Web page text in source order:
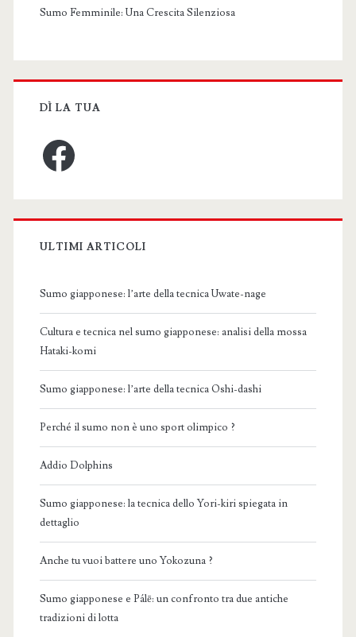
Sumo Femminile: Una Crescita Silenziosa
DÌ LA TUA
Facebook
ULTIMI ARTICOLI
Sumo giapponese: l’arte della tecnica Uwate-nage
Cultura e tecnica nel sumo giapponese: analisi della mossa
Hataki-komi
Sumo giapponese: l’arte della tecnica Oshi-dashi
Perché il sumo non è uno sport olimpico ?
Addio Dolphins
Sumo giapponese: la tecnica dello Yori-kiri spiegata in
dettaglio
Anche tu vuoi battere uno Yokozuna ?
Sumo giapponese e Pálē: un confronto tra due antiche
tradizioni di lotta